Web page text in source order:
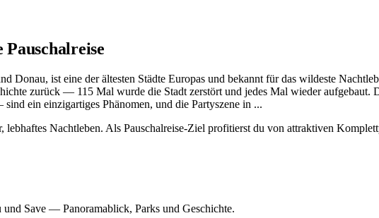
Donau, ist eine der ältesten Städte Europas und bekannt für das wildeste
zurück — 115 Mal wurde die Stadt zerstört und jedes Mal wieder
ein einzigartiges Phänomen, und die Partyszene in ...
lebhaftes Nachtleben. Als Pauschalreise-Ziel profitierst du von attraktiven
und Save — Panoramablick, Parks und Geschichte.